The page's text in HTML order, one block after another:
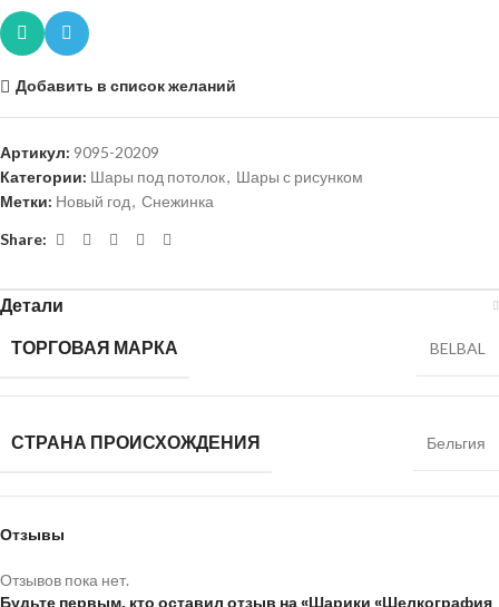
Добавить в список желаний
Артикул: 9095-20209
Категории: Шары под потолок, Шары с рисунком
Метки: Новый год, Снежинка
Share:
Детали
ТОРГОВАЯ МАРКА
BELBAL
СТРАНА ПРОИСХОЖДЕНИЯ Бельгия
Отзывы
Отзывов пока нет.
Будьте первым, кто оставил отзыв на «Шарики «Шелкография